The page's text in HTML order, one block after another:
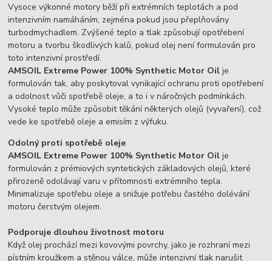
Vysoce výkonné motory běží při extrémních teplotách a pod
intenzivním namáháním, zejména pokud jsou přeplňovány
turbodmychadlem. Zvýšené teplo a tlak způsobují opotřebení
motoru a tvorbu škodlivých kalů, pokud olej není formulován pro
toto intenzivní prostředí.
AMSOIL Extreme Power 100% Synthetic Motor Oilje
formulován tak, aby poskytoval vynikající ochranu proti opotřebení
a odolnost vůči spotřebě oleje, a to i v náročných podmínkách.
Vysoké teplo může způsobit těkání některých olejů (vyvaření), což
vede ke spotřebě oleje a emisím z výfuku.
Odolný proti spotřebě oleje
AMSOIL Extreme Power 100% Synthetic Motor Oil je
formulován z prémiových syntetických základových olejů, které
přirozeně odolávají varu v přítomnosti extrémního tepla.
Minimalizuje spotřebu oleje a snižuje potřebu častého dolévání
motoru čerstvým olejem.
Podporuje dlouhou životnost motoru
Když olej prochází mezi kovovými povrchy, jako je rozhraní mezi
pístním kroužkem a stěnou válce, může intenzivní tlak narušit